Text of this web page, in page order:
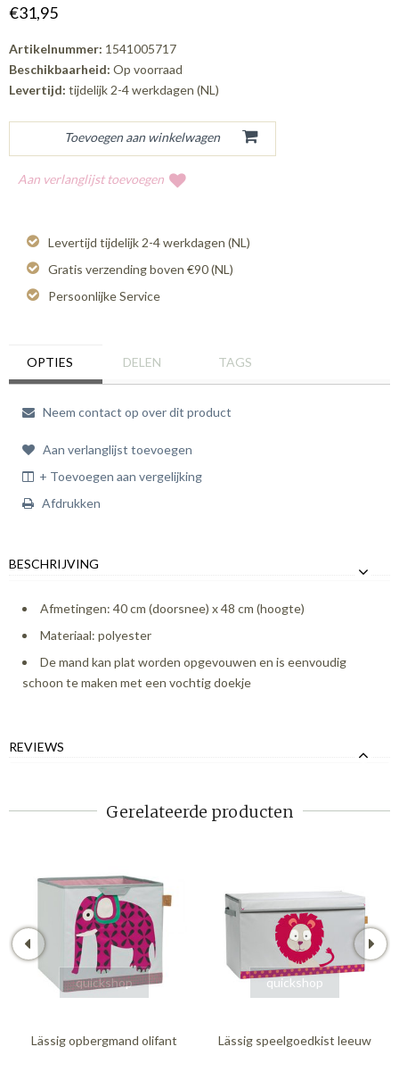
€31,95
Artikelnummer: 1541005717
Beschikbaarheid: Op voorraad
Levertijd: tijdelijk 2-4 werkdagen (NL)
Aan verlanglijst toevoegen
Levertijd tijdelijk 2-4 werkdagen (NL)
Gratis verzending boven €90 (NL)
Persoonlijke Service
OPTIES DELEN TAGS
Neem contact op over dit product
Aan verlanglijst toevoegen
+ Toevoegen aan vergelijking
Afdrukken
BESCHRIJVING
Afmetingen: 40 cm (doorsnee) x 48 cm (hoogte)
Materiaal: polyester
De mand kan plat worden opgevouwen en is eenvoudig
schoon te maken met een vochtig doekje
REVIEWS
Gerelateerde producten
quickshop
Lässig opbergmand olifant
quickshop
Lässig speelgoedkist leeuw